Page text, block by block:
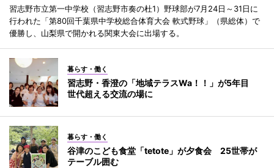
習志野市立第一中学校（習志野市奏の杜1）野球部が7月24日～31日に
行われた「第80回千葉県中学校総合体育大会 軟式野球」（県総体）で
優勝し、山梨県で開かれる関東大会に出場する。
暮らす・働く
習志野・香澄の「地域テラスWa！！」が5年目
世代超える交流の場に
暮らす・働く
谷津のこども食堂「tetote」が夕食会 25世帯が
テーブル囲む